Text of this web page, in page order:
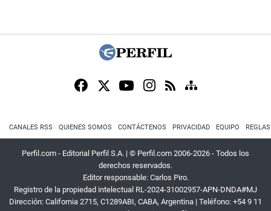
CANALES RSS QUIENES SOMOS CONTÁCTENOS PRIVACIDAD EQUIPO
Perfil.com - Editorial Perfil S.A. | © Perfil.com 2006-2026 - Todos los
derechos reservados.
Editor responsable: Carlos Piro.
Registro de la propiedad intelectual RL-2024-31002957-APN-DNDA#MJ
Dirección: California 2715, C1289ABI, CABA, Argentina | Teléfono: +54 9 11